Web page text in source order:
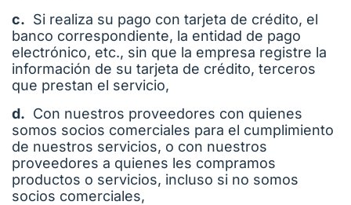
c. Si realiza su pago con tarjeta de crédito, el
banco correspondiente, la entidad de pago
electrónico, etc., sin que la empresa registre la
información de su tarjeta de crédito, terceros
que prestan el servicio,
d. Con nuestros proveedores con quienes
somos socios comerciales para el cumplimiento
de nuestros servicios, o con nuestros
proveedores a quienes les compramos
productos o servicios, incluso si no somos
socios comerciales,